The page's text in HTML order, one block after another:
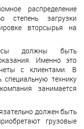
распределение
степень загрузки
вторсырья на
должны быть
Именно это
с клиентами. В
технику
занимается
должен быть
грузовые